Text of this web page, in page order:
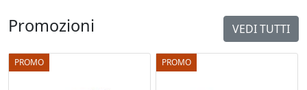
Promozioni VEDI TUTTI
PROMO PROMO